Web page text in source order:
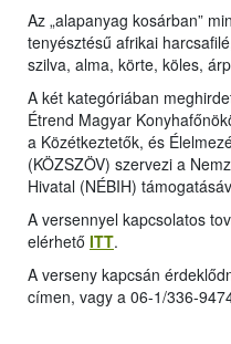
Az „alapanyag kosárban”
tenyésztésű afrikai
szilva, alma, körte, köles,
A két kategóriában
Étrend Magyar
a Közétkeztetők, és
(KÖZSZÖV) szervezi a
Hivatal (NÉBIH)
A versennyel kapcsolatos
elérhető ITT.
A verseny kapcsán
címen, vagy a 06-1/336-